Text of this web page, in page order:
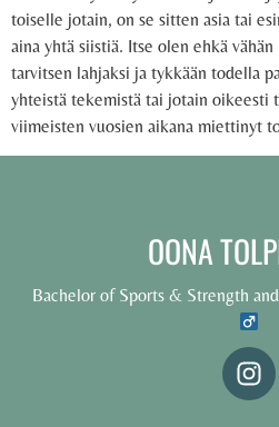
toiselle jotain, on se sitten asia tai
aina yhtä siistiä. Itse olen ehkä
tarvitsen lahjaksi ja tykkään todella
yhteistä tekemistä tai jotain oikeesti
viimeisten vuosien aikana miettinyt
OONA
Bachelor of Sports & Strength